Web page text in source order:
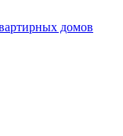
домов